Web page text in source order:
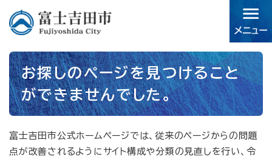
す。
本
文 お探しのページを見つけること
ができませんでした。
富士吉田市公式ホームページでは、従来のページからの問題
点が改善されるようにサイト構成や分類の見直しを行い、令